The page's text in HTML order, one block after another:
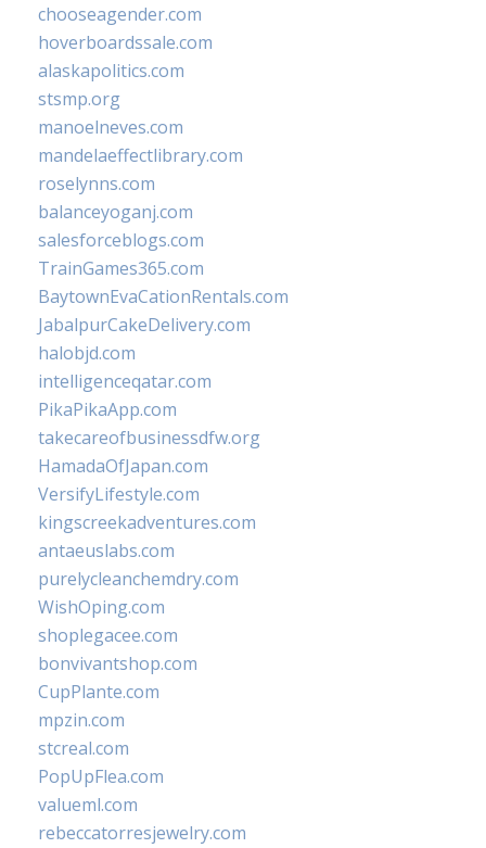
chooseagender.com
hoverboardssale.com
alaskapolitics.com
stsmp.org
manoelneves.com
mandelaeffectlibrary.com
roselynns.com
balanceyoganj.com
salesforceblogs.com
TrainGames365.com
BaytownEvaCationRentals.com
JabalpurCakeDelivery.com
halobjd.com
intelligenceqatar.com
PikaPikaApp.com
takecareofbusinessdfw.org
HamadaOfJapan.com
VersifyLifestyle.com
kingscreekadventures.com
antaeuslabs.com
purelycleanchemdry.com
WishOping.com
shoplegacee.com
bonvivantshop.com
CupPlante.com
mpzin.com
stcreal.com
PopUpFlea.com
valueml.com
rebeccatorresjewelry.com